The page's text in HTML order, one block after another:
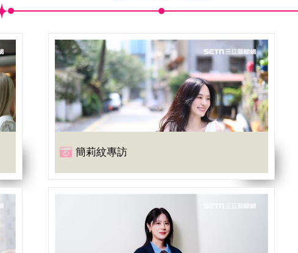
簡莉紋專訪